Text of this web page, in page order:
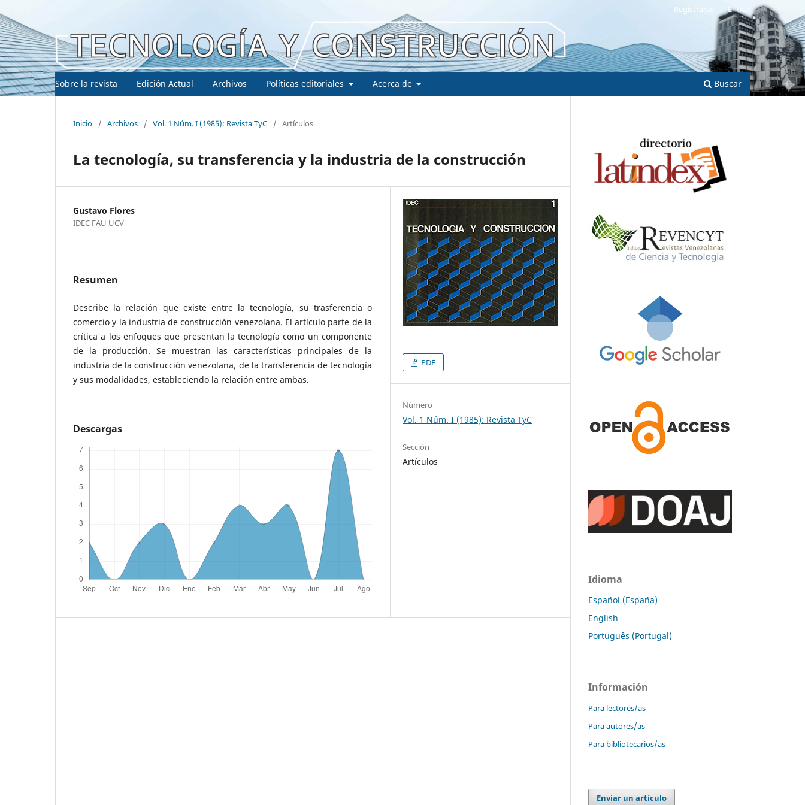
Sobre la revista Edición Actual Archivos Políticas editoriales Acerca de Buscar
Registrarse Entrar
Inicio / Archivos / Vol. 1 Núm. I (1985): Revista TyC / Artículos
La tecnología, su transferencia y la industria de la construcción
Gustavo Flores
IDEC FAU UCV
Resumen
Describe la relación que existe entre la tecnología, su trasferencia o
comercio y la industria de construcción venezolana. El artículo parte de la
crítica a los enfoques que presentan la tecnología como un componente
de la producción. Se muestran las características principales de la
industria de la construcción venezolana, de la transferencia de tecnología
y sus modalidades, estableciendo la relación entre ambas.
Descargas
PDF
Número
Vol. 1 Núm. I (1985): Revista TyC
Sección
Artículos
Idioma
Español (España)
English
Português (Portugal)
Información
Para lectores/as
Para autores/as
Para bibliotecarios/as
Enviar un artículo